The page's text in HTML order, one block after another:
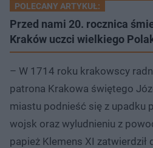
POLECANY ARTYKUŁ:
Przed nami 20. rocznica
Kraków uczci wielkiego
– W 1714 roku krakowscy
patrona Krakowa świętego
miastu podnieść się z upadku
wojsk oraz wyludnieniu z
papież Klemens XI zatwierdził